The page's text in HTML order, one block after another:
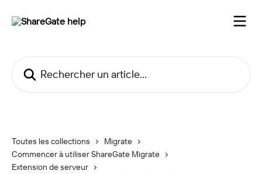
Toutes les collections
Migrate
Commencer à utiliser ShareGate Migrate
Extension de serveur